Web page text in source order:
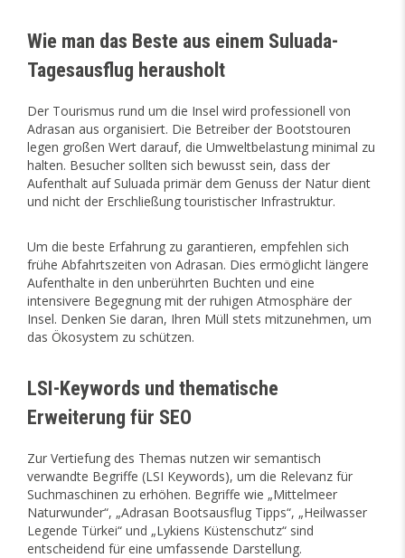
Wie man das Beste aus einem Suluada-
Tagesausflug herausholt
Der Tourismus rund um die Insel wird professionell von
Adrasan aus organisiert. Die Betreiber der Bootstouren
legen großen Wert darauf, die Umweltbelastung minimal zu
halten. Besucher sollten sich bewusst sein, dass der
Aufenthalt auf Suluada primär dem Genuss der Natur dient
und nicht der Erschließung touristischer Infrastruktur.
Um die beste Erfahrung zu garantieren, empfehlen sich
frühe Abfahrtszeiten von Adrasan. Dies ermöglicht längere
Aufenthalte in den unberührten Buchten und eine
intensivere Begegnung mit der ruhigen Atmosphäre der
Insel. Denken Sie daran, Ihren Müll stets mitzunehmen, um
das Ökosystem zu schützen.
LSI-Keywords und thematische
Erweiterung für SEO
Zur Vertiefung des Themas nutzen wir semantisch
verwandte Begriffe (LSI Keywords), um die Relevanz für
Suchmaschinen zu erhöhen. Begriffe wie „Mittelmeer
Naturwunder“, „Adrasan Bootsausflug Tipps“, „Heilwasser
Legende Türkei“ und „Lykiens Küstenschutz“ sind
entscheidend für eine umfassende Darstellung.